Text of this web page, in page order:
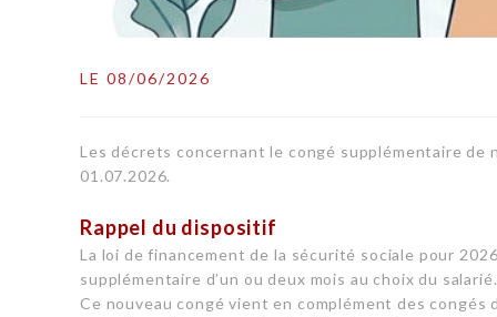
LE 08/06/2026
Les décrets concernant le congé supplémentaire de
01.07.2026.
Rappel du dispositif
La loi de financement de la sécurité sociale pour
supplémentaire d’un ou deux mois au choix du
Ce nouveau congé vient en complément des